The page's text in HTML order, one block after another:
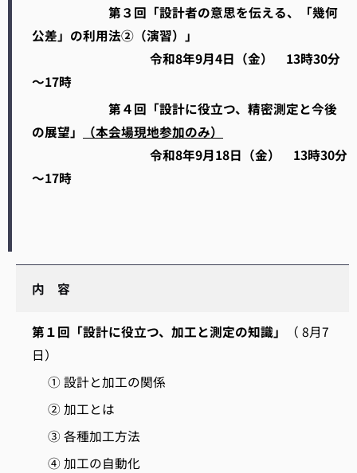
第３回「設計者の意思を伝える、「幾何
公差」の利用法②（演習）」
令和8年9月4日（金） 13時30分
～17時
第４回「設計に役立つ、精密測定と今後
の展望」
（本会場現地参加のみ）
令和8年9月18日（金） 13時30分
～17時
内 容
第１回「設計に役立つ、加工と測定の知識」
（ 8月7
日）
① 設計と加工の関係
② 加工とは
③ 各種加工方法
④ 加工の自動化